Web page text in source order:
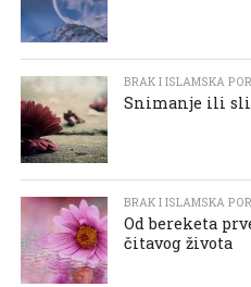
BRAK I ISLAMSKA
Snimanje ili
BRAK I ISLAMSKA
Od bereketa
čitavog života